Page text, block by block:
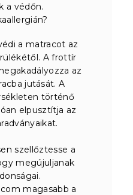
a védőn.
a matracot az
A frottír
az
jutását. A
történő
elpusztítja az
szellőztesse a
megújuljanak
magasabb a